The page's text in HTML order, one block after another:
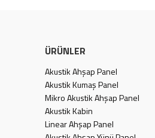
ÜRÜNLER
Akustik Ahşap Panel
Akustik Kumaş Panel
Mikro Akustik Ahşap Panel
Akustik Kabin
Linear Ahşap Panel